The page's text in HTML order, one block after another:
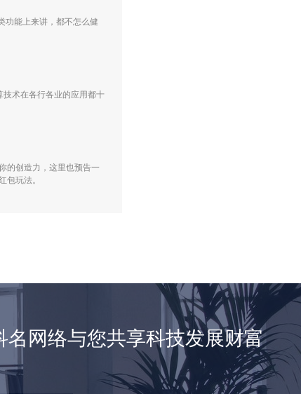
功能上来讲，都不怎么健
术在各行各业的应用都十
的创造力，这里也预告一
包玩法。
名网络与您共享科技发展财富